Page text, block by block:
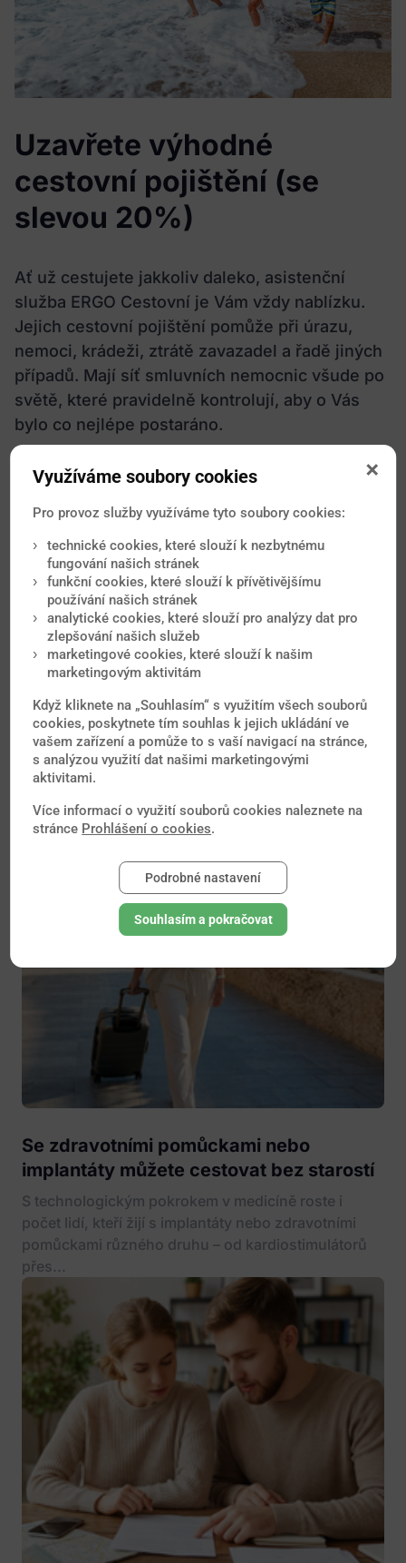
Uzavřete výhodné
cestovní pojištění (se
slevou 20%)
Ať už cestujete jakkoliv daleko, asistenční
služba ERGO Cestovní je Vám vždy nablízku.
Jejich cestovní pojištění pomůže při úrazu,
nemoci, krádeži, ztrátě zavazadel a řadě jiných
případů. Mají síť smluvních nemocnic všude po
světě, které pravidelně kontrolují, aby o Vás
bylo co nejlépe postaráno.
Spočítat pojištění zde
Nejčtenější novinky
tropických onemocněních. Nové články každý měsíc.
Se zdravotními pomůckami nebo
implantáty můžete cestovat bez starostí
S technologickým pokrokem v medicíně roste i
počet lidí, kteří žijí s implantáty nebo zdravotními
pomůckami různého druhu – od kardiostimulátorů
přes...
Využíváme soubory cookies
Pro provoz služby využíváme tyto soubory cookies:
technické cookies, které slouží k nezbytnému
fungování našich stránek
funkční cookies, které slouží k přívětivějšímu
používání našich stránek
analytické cookies, které slouží pro analýzy dat pro
zlepšování našich služeb
marketingové cookies, které slouží k našim
marketingovým aktivitám
Když kliknete na „Souhlasím“ s využitím všech souborů
cookies, poskytnete tím souhlas k jejich ukládání ve
vašem zařízení a pomůže to s vaší navigací na stránce,
s analýzou využití dat našimi marketingovými
aktivitami.
Více informací o využití souborů cookies naleznete na
stránce Prohlášení o cookies.
Podrobné nastavení
Souhlasím a pokračovat